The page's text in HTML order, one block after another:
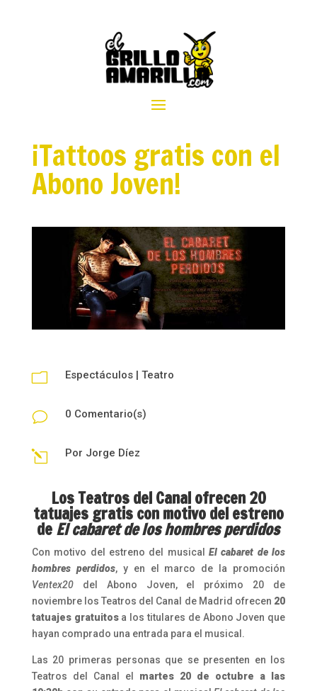
¡Tattoos gratis con el
Abono Joven!
m Espectáculos| Teatro
v 0 Comentario(s)
l Por Jorge Díez
Los Teatros del Canal ofrecen 20
tatuajes gratis con motivo del estreno
deEl cabaret de los hombres perdidos
Con motivo del estreno del musicalEl cabaret de los
hombres perdidos, y en el marco de la promoción
Ventex20del Abono Joven, el próximo 20 de
noviembre los Teatros del Canal de Madrid ofrecen 20
tatuajes gratuitosa los titulares de Abono Joven que
hayan comprado una entrada para el musical.
Las 20 primeras personas que se presenten en los
Teatros del Canal el martes 20 de octubre a las